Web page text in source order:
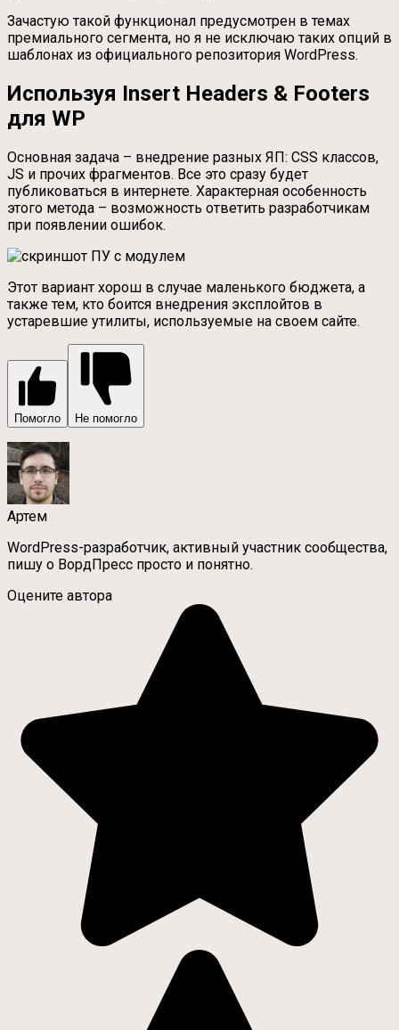
Зачастую такой функционал предусмотрен в темах
премиального сегмента, но я не исключаю таких опций в
шаблонах из официального репозитория WordPress.
Используя Insert Headers & Footers
для WP
Основная задача – внедрение разных ЯП: CSS классов,
JS и прочих фрагментов. Все это сразу будет
публиковаться в интернете. Характерная особенность
этого метода – возможность ответить разработчикам
при появлении ошибок.
Этот вариант хорош в случае маленького бюджета, а
также тем, кто боится внедрения эксплойтов в
устаревшие утилиты, используемые на своем сайте.
Помогло Не помогло
Артем
WordPress-разработчик, активный участник сообщества,
пишу о ВордПресс просто и понятно.
Оцените автора